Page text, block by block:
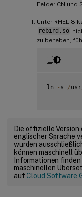
Felder CN und
Unter RHEL 8
rebind.so
zu beheben,
ln - s /usr
Die offizielle
englischer Sprache
wurden
können maschinell
Informationen
maschinellen
auf Cloud Software